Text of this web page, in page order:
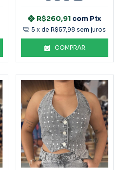
R$260,91 com Pix
5 x de R$57,98 sem juros
COMPRAR